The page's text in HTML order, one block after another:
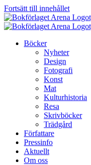
Fortsätt till innehållet
Böcker
Nyheter
Design
Fotografi
Konst
Mat
Kulturhistoria
Resa
Skrivböcker
Trädgård
Författare
Pressinfo
Aktuellt
Om oss